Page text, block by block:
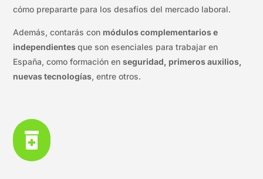
cómo prepararte para los desafíos del mercado laboral.
Además, contarás con módulos complementarios e
independientesque son esenciales para trabajar en
España, como formación enseguridad, primeros auxilios,
nuevas tecnologías, entre otros.
